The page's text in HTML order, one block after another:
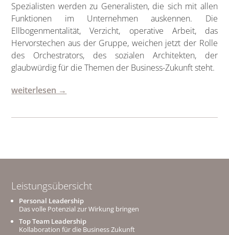
Spezialisten werden zu Generalisten, die sich mit allen
Funktionen im Unternehmen auskennen. Die
Ellbogenmentalität, Verzicht, operative Arbeit, das
Hervorstechen aus der Gruppe, weichen jetzt der Rolle
des Orchestrators, des sozialen Architekten, der
glaubwürdig für die Themen der Business-Zukunft steht.
weiterlesen →
Leistungsübersicht
Personal Leadership
Das volle Potenzial zur Wirkung bringen
Top Team Leadership
Kollaboration für die Business Zukunft